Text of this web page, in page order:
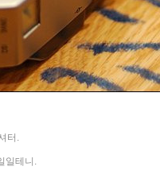
터.
일테니.